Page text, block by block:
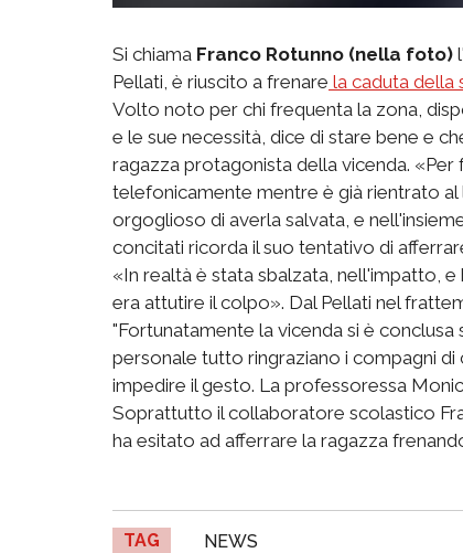
Si chiama Franco Rotunno (nella foto)
Pellati, è riuscito a frenare la caduta della
Volto noto per chi frequenta la zona,
e le sue necessità, dice di stare bene e
ragazza protagonista della vicenda.
telefonicamente mentre è già rientrato
orgoglioso di averla salvata, e
concitati ricorda il suo tentativo di
«In realtà è stata sbalzata, nell'impatto,
era attutire il colpo». Dal Pellati nel
"Fortunatamente la vicenda si è conclusa
personale tutto ringraziano i compagni
impedire il gesto. La professoressa
Soprattutto il collaboratore scolastico
ha esitato ad afferrare la ragazza
TAG NEWS